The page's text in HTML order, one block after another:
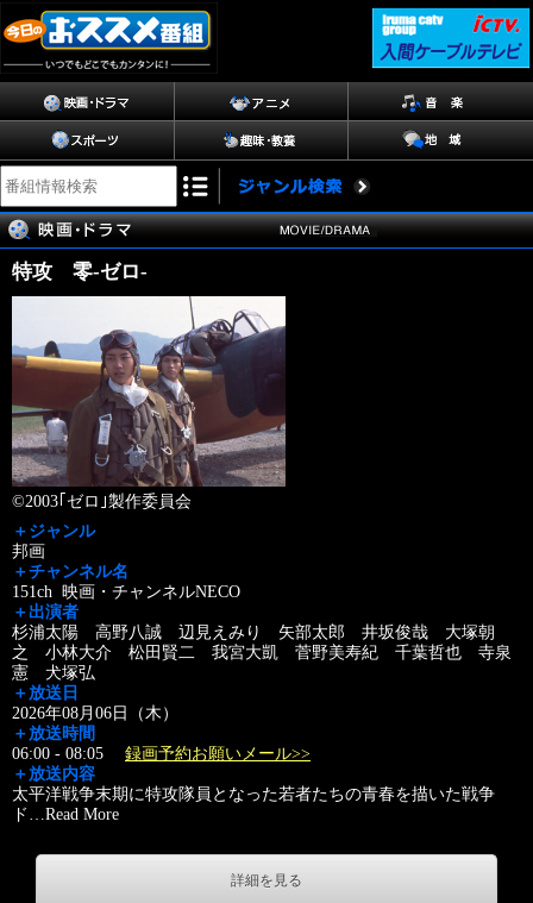
特攻 零-ゼロ-
©2003｢ゼロ｣製作委員会
＋ジャンル
邦画
＋チャンネル名
151ch 映画・チャンネルNECO
＋出演者
杉浦太陽 高野八誠 辺見えみり 矢部太郎 井坂俊哉 大塚朝
之 小林大介 松田賢二 我宮大凱 菅野美寿紀 千葉哲也 寺泉
憲 犬塚弘
＋放送日
2026年08月06日（木）
＋放送時間
06:00 - 08:05 録画予約お願いメール>>
＋放送内容
太平洋戦争末期に特攻隊員となった若者たちの青春を描いた戦争
ド …Read More
詳細を見る